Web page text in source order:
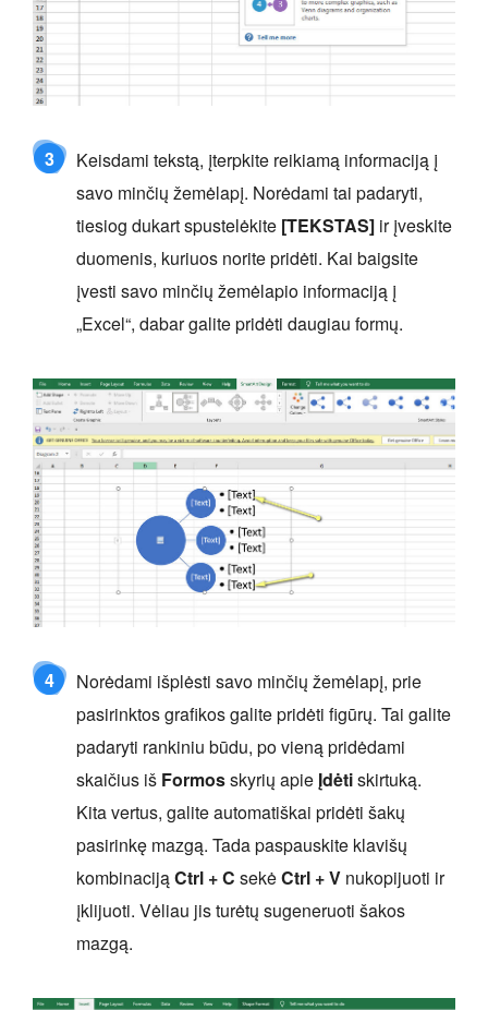
3
Keisdami tekstą, įterpkite reikiamą informaciją į
savo minčių žemėlapį. Norėdami tai padaryti,
tiesiog dukart spustelėkite [TEKSTAS] ir įveskite
duomenis, kuriuos norite pridėti. Kai baigsite
įvesti savo minčių žemėlapio informaciją į
„Excel“, dabar galite pridėti daugiau formų.
4
Norėdami išplėsti savo minčių žemėlapį, prie
pasirinktos grafikos galite pridėti figūrų. Tai galite
padaryti rankiniu būdu, po vieną pridėdami
skaičius iš Formosskyrių apie Įdėtiskirtuką.
Kita vertus, galite automatiškai pridėti šakų
pasirinkę mazgą. Tada paspauskite klavišų
kombinacijąCtrl + C sekėCtrl + V nukopijuoti ir
įklijuoti. Vėliau jis turėtų sugeneruoti šakos
mazgą.